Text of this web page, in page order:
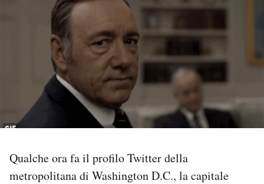
PODCAST
NEWSLETTER
I MIEI PREFERITI
SHOP
Qualche ora fa il profilo Twitter della
metropolitana di Washington D.C., la capitale